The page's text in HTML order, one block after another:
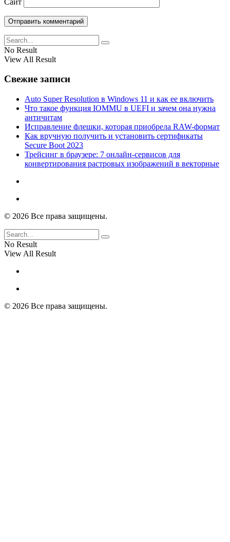
No Result
View All Result
Свежие записи
Auto Super Resolution в Windows 11 и как ее включить
Что такое функция IOMMU в UEFI и зачем она нужна
античитам
Исправление флешки, которая приобрела RAW-формат
Как вручную получить и установить сертификаты
Secure Boot 2023
Трейсинг в браузере: 7 онлайн-сервисов для
конвертирования растровых изображений в векторные
© 2026 Все права защищены.
No Result
View All Result
© 2026 Все права защищены.